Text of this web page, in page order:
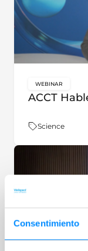
Consentimiento
ACCT
WEBINAR
Tema:
Science